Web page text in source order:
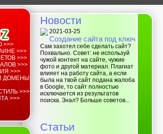
>>>
>>>
>>>
>>>
>>>
ДОМЕНЫ
>>>
>>>
Новости
2021-03-25
Создание сайта под ключ
Сам захотел себе сделать сайт?
Похвально. Совет: не используй
чужой контент на сайте, чужие
фото и другой материал. Плагиат
влияет на работу сайта, а если
была на твой сайт подана жалоба
в Google, то сайт полностью
исключается из результатов
поиска. Знал? Больше советов...
Статьи